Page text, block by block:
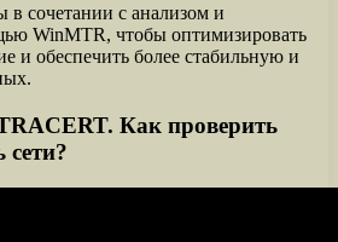
в сочетании с анализом и
WinMTR, чтобы оптимизировать
и обеспечить более стабильную и
Как проверить
сети?